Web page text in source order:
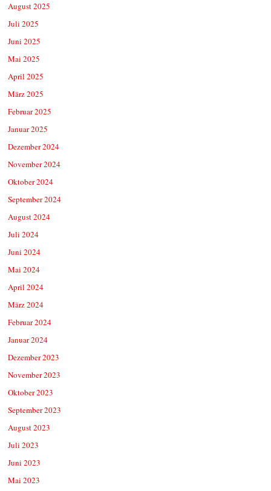
August 2025
Juli 2025
Juni 2025
Mai 2025
April 2025
März 2025
Februar 2025
Januar 2025
Dezember 2024
November 2024
Oktober 2024
September 2024
August 2024
Juli 2024
Juni 2024
Mai 2024
April 2024
März 2024
Februar 2024
Januar 2024
Dezember 2023
November 2023
Oktober 2023
September 2023
August 2023
Juli 2023
Juni 2023
Mai 2023